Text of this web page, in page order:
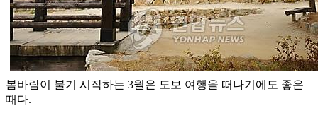
봄바람이 불기 시작하는 3월은 도보 여행을 떠나기에도 좋은
때다.